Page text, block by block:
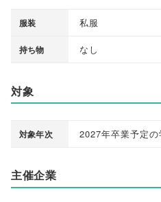
服装 私服
持ち物 なし
対象
対象年次 2027年卒業予定の
主催企業